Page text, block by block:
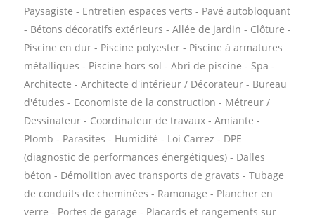
Paysagiste - Entretien espaces verts - Pavé autobloquant
- Bétons décoratifs extérieurs - Allée de jardin - Clôture -
Piscine en dur - Piscine polyester - Piscine à armatures
métalliques - Piscine hors sol - Abri de piscine - Spa -
Architecte - Architecte d'intérieur / Décorateur - Bureau
d'études - Economiste de la construction - Métreur /
Dessinateur - Coordinateur de travaux - Amiante -
Plomb - Parasites - Humidité - Loi Carrez - DPE
(diagnostic de performances énergétiques) - Dalles
béton - Démolition avec transports de gravats - Tubage
de conduits de cheminées - Ramonage - Plancher en
verre - Portes de garage - Placards et rangements sur